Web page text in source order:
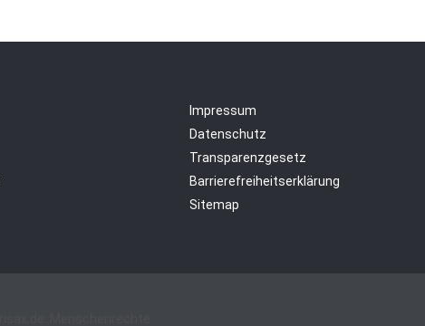
Impressum
Datenschutz
Transparenzgesetz
Barrierefreiheitserklärung
Sitemap